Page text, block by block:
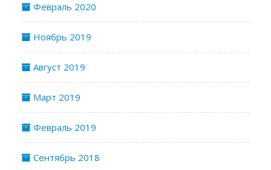
Февраль 2020
Ноябрь 2019
Август 2019
Март 2019
Февраль 2019
Сентябрь 2018